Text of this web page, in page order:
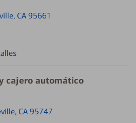
CA 95661
cajero automático
CA 95747